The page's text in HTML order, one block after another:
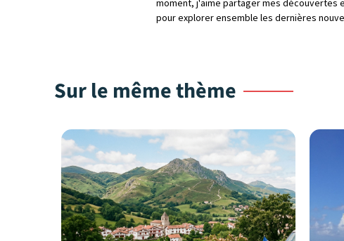
moment, j'aime partager mes découvertes
pour explorer ensemble les dernières
Sur le même thème